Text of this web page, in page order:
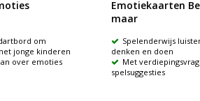
om
jonge kinderen
over emoties
Emotiekaarten
maar
Spelenderwijs
denken en doen
Met
spelsuggesties